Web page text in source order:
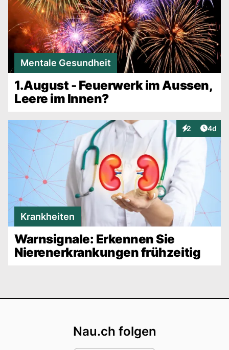
Mentale Gesundheit
1.August - Feuerwerk im Aussen,
Leere im Innen?
2
Interaktionen
4d
Krankheiten
Warnsignale: Erkennen Sie
Nierenerkrankungen frühzeitig
Nau.ch folgen